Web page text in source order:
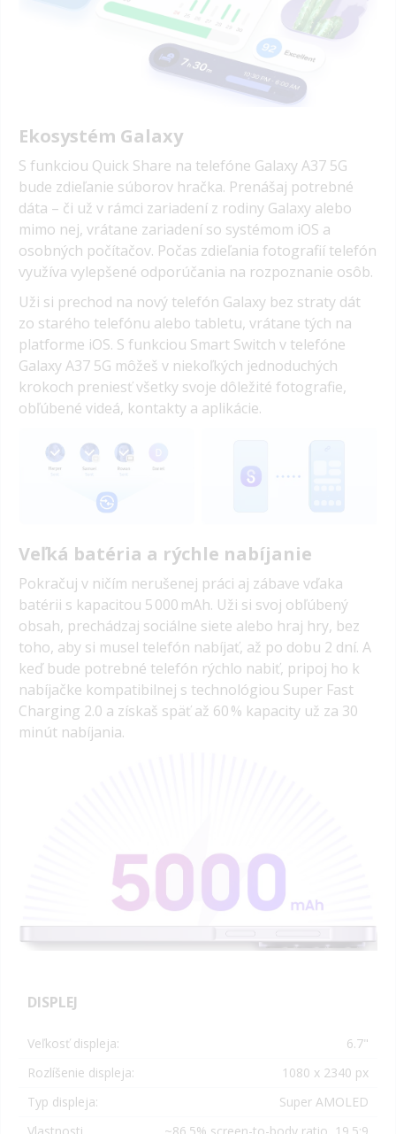
Ekosystém Galaxy
S funkciou Quick Share na telefóne Galaxy A37 5G
bude zdieľanie súborov hračka. Prenášaj potrebné
dáta – či už v rámci zariadení z rodiny Galaxy alebo
mimo nej, vrátane zariadení so systémom iOS a
osobných počítačov. Počas zdieľania fotografií telefón
využíva vylepšené odporúčania na rozpoznanie osôb.
Uži si prechod na nový telefón Galaxy bez straty dát
zo starého telefónu alebo tabletu, vrátane tých na
platforme iOS. S funkciou Smart Switch v telefóne
Galaxy A37 5G môžeš v niekoľkých jednoduchých
krokoch preniesť všetky svoje dôležité fotografie,
obľúbené videá, kontakty a aplikácie.
Veľká batéria a rýchle nabíjanie
Pokračuj v ničím nerušenej práci aj zábave vďaka
batérii s kapacitou 5 000 mAh. Uži si svoj obľúbený
obsah, prechádzaj sociálne siete alebo hraj hry, bez
toho, aby si musel telefón nabíjať, až po dobu 2 dní. A
keď bude potrebné telefón rýchlo nabiť, pripoj ho k
nabíjačke kompatibilnej s technológiou Super Fast
Charging 2.0 a získaš späť až 60 % kapacity už za 30
minút nabíjania.
DISPLEJ
Veľkosť displeja:
6.7"
Rozlíšenie displeja:
1080 x 2340 px
Typ displeja:
Super AMOLED
Vlastnosti
~86.5% screen-to-body ratio, 19.5:9